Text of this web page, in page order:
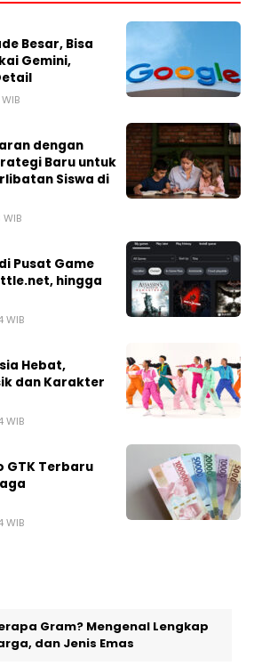
Besar, Bisa
Gemini,
dengan
Baru untuk
Siswa di
Pusat Game
hingga
WIB
Hebat,
dan Karakter
WIB
GTK Terbaru
WIB
Gram? Mengenal Lengkap
dan Jenis Emas